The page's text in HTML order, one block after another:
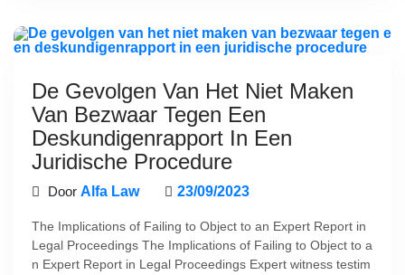
De Gevolgen Van Het Niet Maken
Van Bezwaar Tegen Een
Deskundigenrapport In Een
Juridische Procedure
Door Alfa Law 23/09/2023
The Implications of Failing to Object to an Expert Report in
Legal Proceedings The Implications of Failing to Object to a
n Expert Report in Legal Proceedings Expert witness testim